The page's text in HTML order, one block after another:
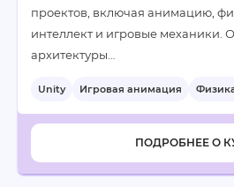
проектов, включая анимацию,
интеллект и игровые механики.
архитектуры…
Unity Игровая анимация
ПОДРОБНЕЕ О